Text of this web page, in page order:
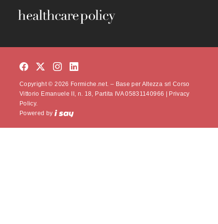
Copyright © 2026 Formiche.net. – Base per Altezza srl Corso
Vittorio Emanuele II, n. 18, Partita IVA 05831140966 | Privacy
Policy.
Powered by